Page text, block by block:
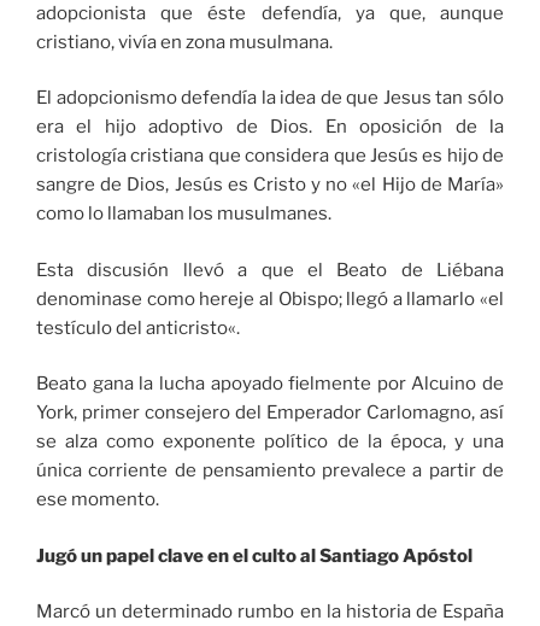
adopcionista que éste defendía, ya que, aunque
cristiano, vivía en zona musulmana.
El adopcionismo defendía la idea de que Jesus tan sólo
era el hijo adoptivo de Dios. En oposición de la
cristología cristiana que considera que Jesús es hijo de
sangre de Dios, Jesús es Cristo y no «el Hijo de María»
como lo llamaban los musulmanes.
Esta discusión llevó a que el Beato de Liébana
denominase como hereje al Obispo; llegó a llamarlo «el
testículo del anticristo«.
Beato gana la lucha apoyado fielmente por Alcuino de
York, primer consejero del Emperador Carlomagno, así
se alza como exponente político de la época, y una
única corriente de pensamiento prevalece a partir de
ese momento.
Jugó un papel clave en el culto al Santiago Apóstol
Marcó un determinado rumbo en la historia de España